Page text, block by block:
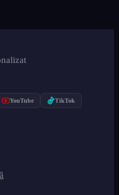
YouTube TikTok